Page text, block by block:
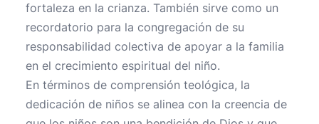
fortaleza en la crianza. También sirve como un
recordatorio para la congregación de su
responsabilidad colectiva de apoyar a la familia
en el crecimiento espiritual del niño.
En términos de comprensión teológica, la
dedicación de niños se alinea con la creencia de